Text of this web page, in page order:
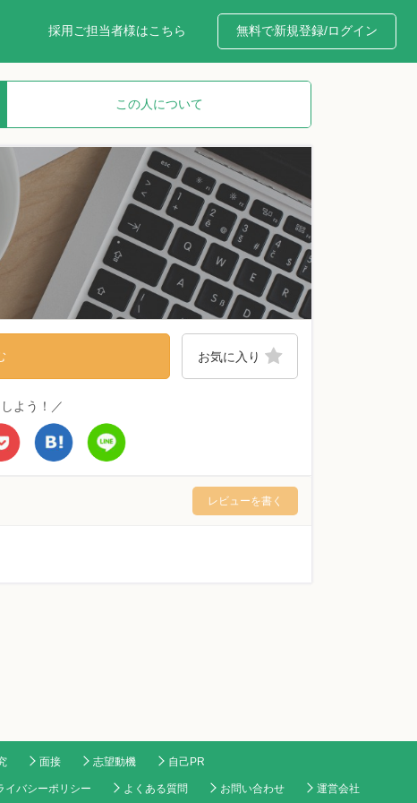
無料で新規登録/ログイン
採用ご担当者様はこちら
この人について
お気に入り
よう！／
レビューを書く
面接 志望動機 自己PR
イバシーポリシー よくある質問 お問い合わせ 運営会社